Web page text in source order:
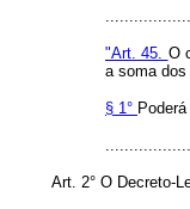
"Art. 45. O
a soma
§ 1°
Art. 2° O Decreto-